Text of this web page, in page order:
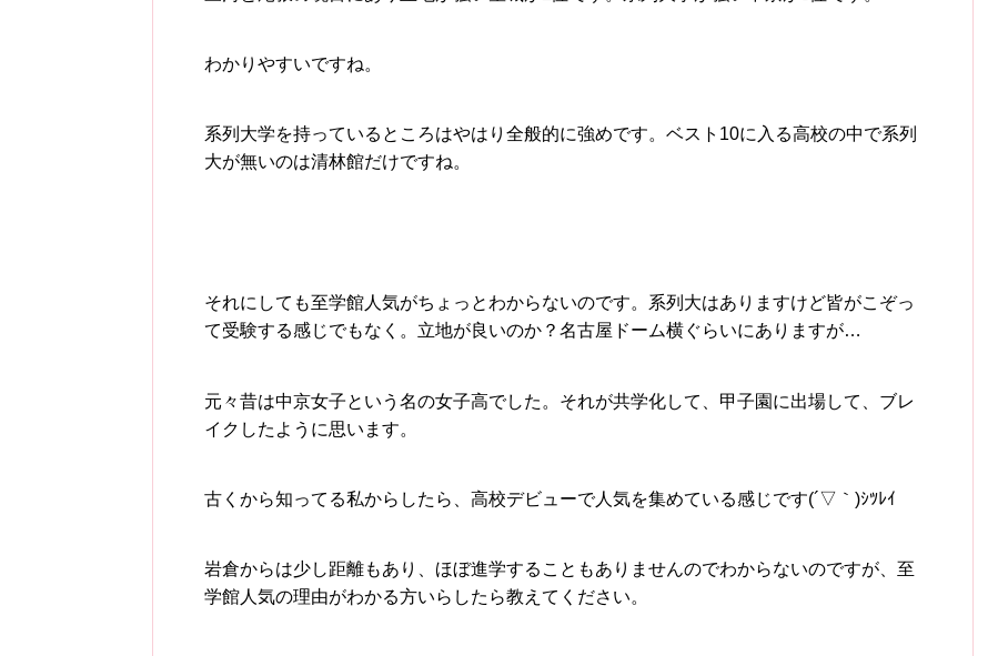
わかりやすいですね。
系列大学を持っているところはやはり全般的に強めです。ベスト10に入る高校の中で系列
大が無いのは清林館だけですね。
それにしても至学館人気がちょっとわからないのです。系列大はありますけど皆がこぞっ
て受験する感じでもなく。立地が良いのか？名古屋ドーム横ぐらいにありますが…
元々昔は中京女子という名の女子高でした。それが共学化して、甲子園に出場して、ブレ
イクしたように思います。
古くから知ってる私からしたら、高校デビューで人気を集めている感じです(´▽｀)ｼﾂﾚｲ
岩倉からは少し距離もあり、ほぼ進学することもありませんのでわからないのですが、至
学館人気の理由がわかる方いらしたら教えてください。